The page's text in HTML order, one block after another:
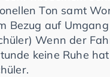
Ton samt
Bezug auf
Wenn der
keine Ruhe